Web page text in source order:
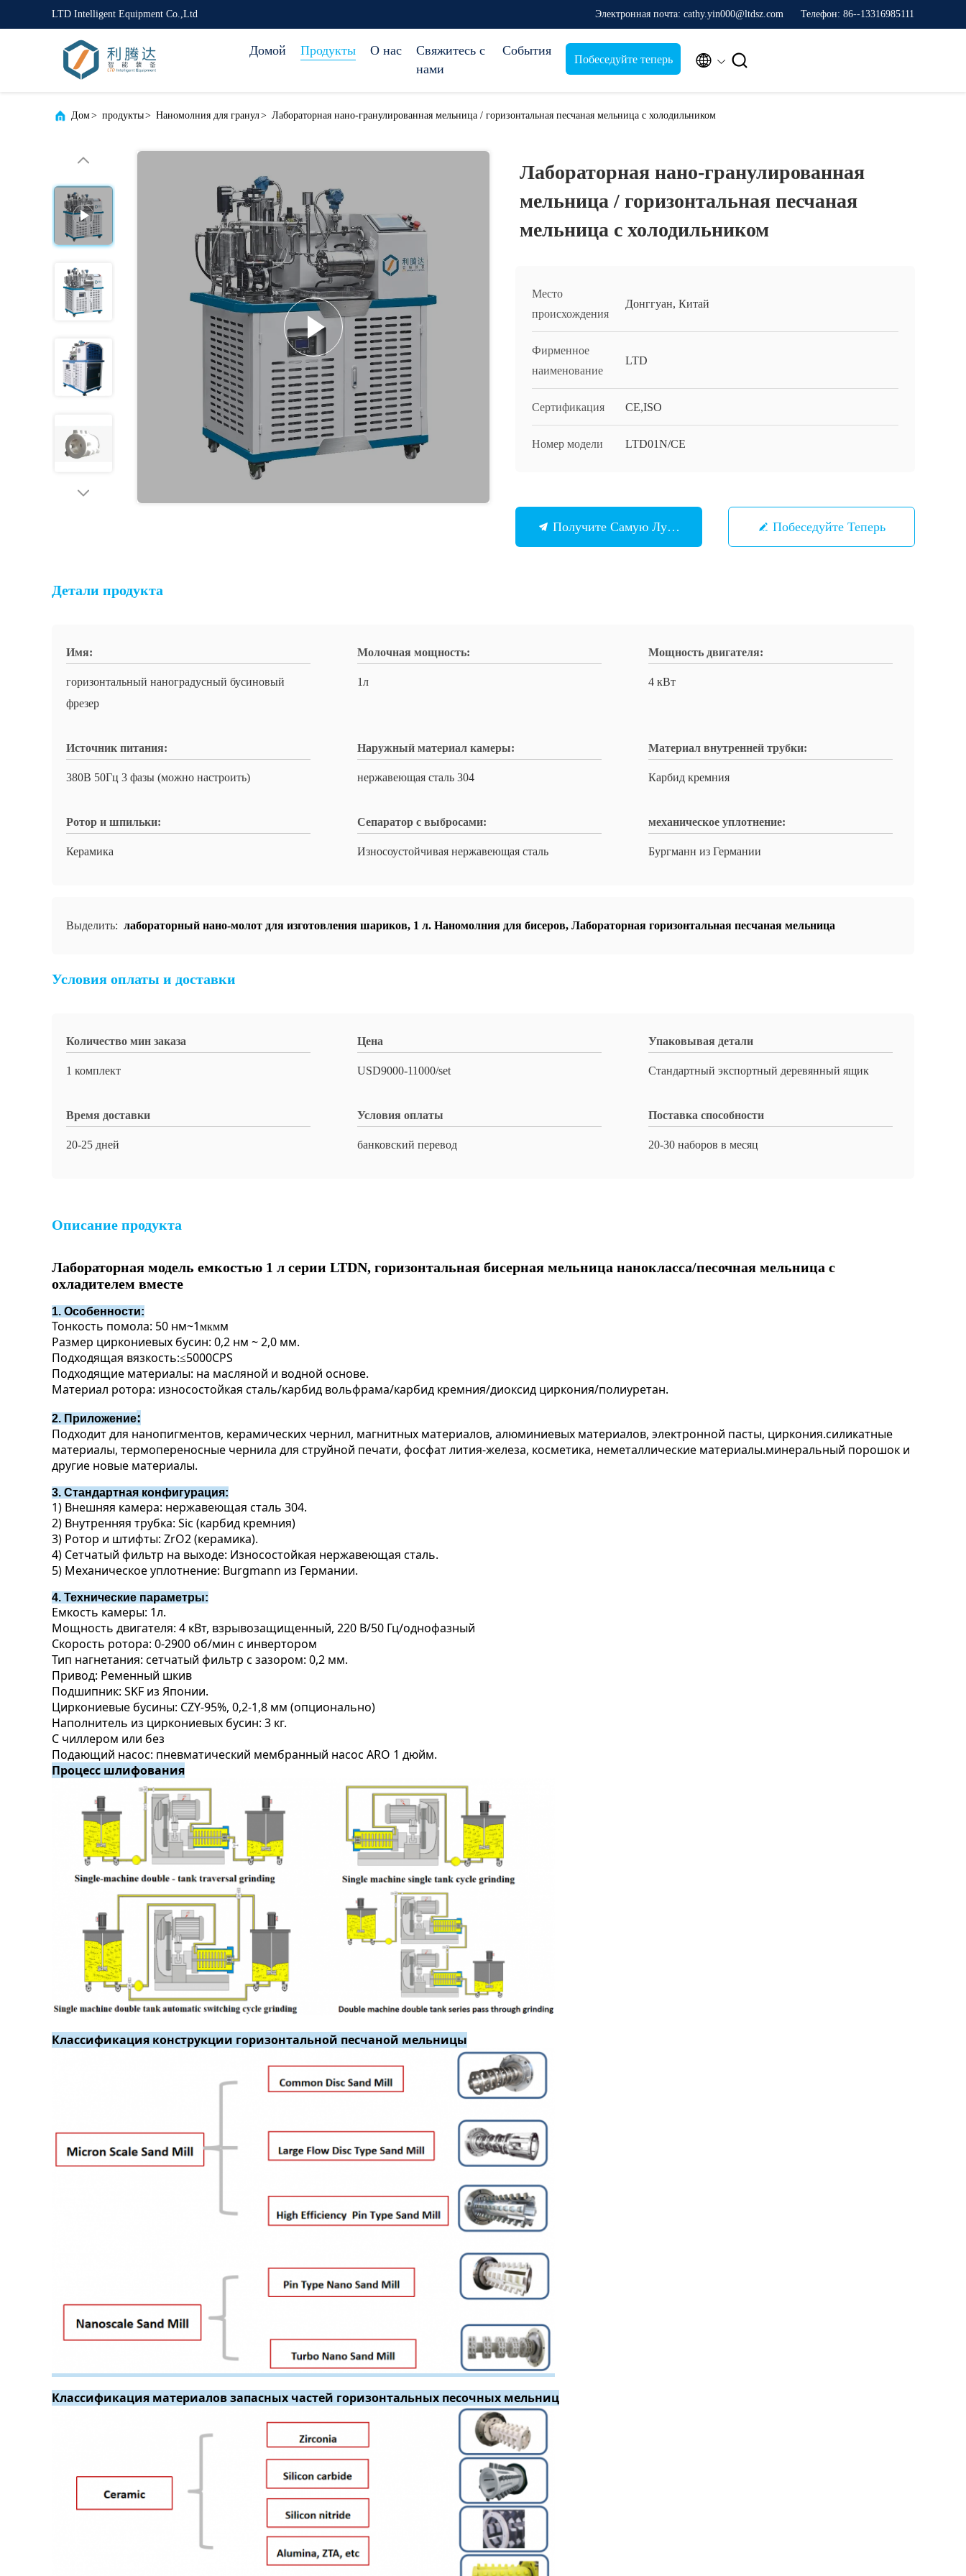
LTD Intelligent Equipment Co.,Ltd Электронная почта: cathy.yin000@ltdsz.com Телефон: 86--13316985111
Домой Продукты О нас
Свяжитесь с
нами
События
Побеседуйте теперь  
Дом> продукты> Наномолния для гранул> Лабораторная нано-гранулированная мельница / горизонтальная песчаная мельница с холодильником
Лабораторная нано-гранулированная
мельница / горизонтальная песчаная
мельница с холодильником
Место
происхождения
Донггуан, Китай
Фирменное
наименование
LTD
Сертификация CE,ISO
Номер модели LTD01N/CE
Получите Самую Лучшую Цену Побеседуйте Теперь
Детали продукта
Имя:
горизонтальный наноградусный бусиновый
фрезер
Молочная мощность:
1л
Мощность двигателя:
4 кВт
Источник питания:
380В 50Гц 3 фазы (можно настроить)
Наружный материал камеры:
нержавеющая сталь 304
Материал внутренней трубки:
Карбид кремния
Ротор и шпильки:
Керамика
Сепаратор с выбросами:
Износоустойчивая нержавеющая сталь
механическое уплотнение:
Бургманн из Германии
Выделить: лабораторный нано-молот для изготовления шариков, 1 л. Наномолния для бисеров, Лабораторная горизонтальная песчаная мельница
Условия оплаты и доставки
Количество мин заказа
1 комплект
Цена
USD9000-11000/set
Упаковывая детали
Стандартный экспортный деревянный ящик
Время доставки
20-25 дней
Условия оплаты
банковский перевод
Поставка способности
20-30 наборов в месяц
Описание продукта
Лабораторная модель емкостью 1 л серии LTDN, горизонтальная бисерная мельница нанокласса/песочная мельница с
охладителем вместе
1. Особенности:
Тонкость помола: 50 нм~1мкмм
Размер циркониевых бусин: 0,2 нм ~ 2,0 мм.
Подходящая вязкость:≤5000CPS
Подходящие материалы: на масляной и водной основе.
Материал ротора: износостойкая сталь/карбид вольфрама/карбид кремния/диоксид циркония/полиуретан.
2. Приложение:
Подходит для нанопигментов, керамических чернил, магнитных материалов, алюминиевых материалов, электронной пасты, циркония.силикатные
материалы, термопереносные чернила для струйной печати, фосфат лития-железа, косметика, неметаллические материалы.минеральный порошок и
другие новые материалы.
3. Стандартная конфигурация:
1) Внешняя камера: нержавеющая сталь 304.
2) Внутренняя трубка: Sic (карбид кремния)
3) Ротор и штифты: ZrO2 (керамика).
4) Сетчатый фильтр на выходе: Износостойкая нержавеющая сталь.
5) Механическое уплотнение: Burgmann из Германии.
4. Технические параметры:
Емкость камеры: 1л.
Мощность двигателя: 4 кВт, взрывозащищенный, 220 В/50 Гц/однофазный
Скорость ротора: 0-2900 об/мин с инвертором
Тип нагнетания: сетчатый фильтр с зазором: 0,2 мм.
Привод: Ременный шкив
Подшипник: SKF из Японии.
Циркониевые бусины: CZY-95%, 0,2-1,8 мм (опционально)
Наполнитель из циркониевых бусин: 3 кг.
С чиллером или без
Подающий насос: пневматический мембранный насос ARO 1 дюйм.
Процесс шлифования
Классификация конструкции горизонтальной песчаной мельницы
Классификация материалов запасных частей горизонтальных песочных мельниц